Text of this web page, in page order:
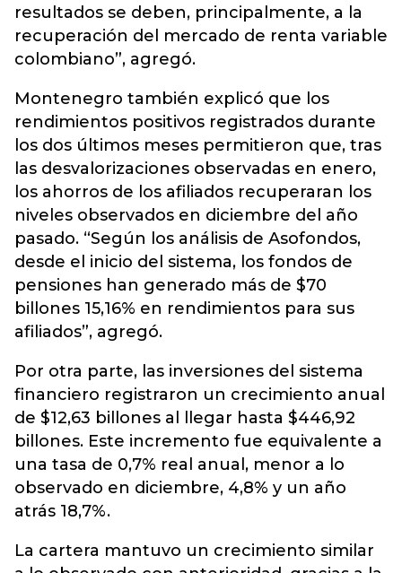
resultados se deben, principalmente, a la
recuperación del mercado de renta variable
colombiano”, agregó.
Montenegro también explicó que los
rendimientos positivos registrados durante
los dos últimos meses permitieron que, tras
las desvalorizaciones observadas en enero,
los ahorros de los afiliados recuperaran los
niveles observados en diciembre del año
pasado. “Según los análisis de Asofondos,
desde el inicio del sistema, los fondos de
pensiones han generado más de $70
billones 15,16% en rendimientos para sus
afiliados”, agregó.
Por otra parte, las inversiones del sistema
financiero registraron un crecimiento anual
de $12,63 billones al llegar hasta $446,92
billones. Este incremento fue equivalente a
una tasa de 0,7% real anual, menor a lo
observado en diciembre, 4,8% y un año
atrás 18,7%.
La cartera mantuvo un crecimiento similar